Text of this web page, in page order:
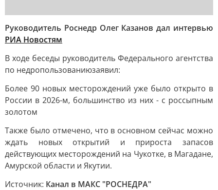
Руководитель Роснедр Олег Казанов дал интервью
РИА Новостям
В ходе беседы руководитель Федерального агентства
по недропользованиюзаявил:
Более 90 новых месторождений уже было открыто в
России в 2026-м, большинство из них - с россыпным
золотом
Также было отмечено, что в основном сейчас можно
ждать новых открытий и прироста запасов
действующих месторождений на Чукотке, в Магадане,
Амурской области и Якутии.
Источник: Канал в МАКС "РОСНЕДРА"